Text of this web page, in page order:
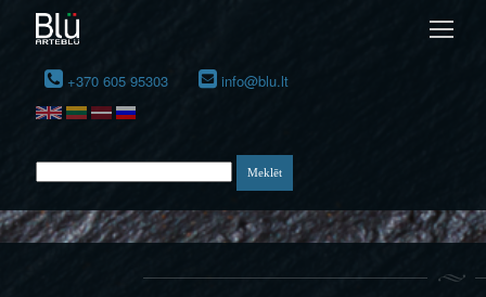
+370 605 95303 info@blu.lt